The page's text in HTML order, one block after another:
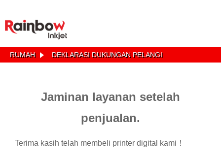
RUMAH DEKLARASI DUKUNGAN PELANGI
Jaminan layanan setelah
penjualan.
Terima kasih telah membeli printer digital kami！